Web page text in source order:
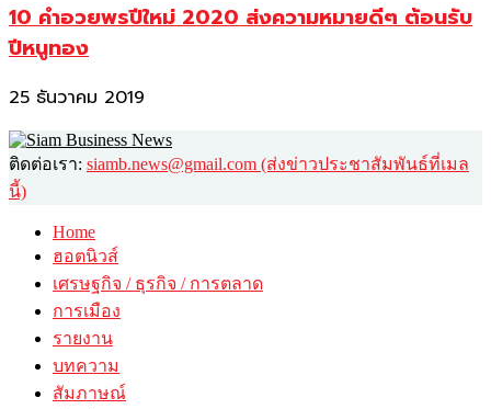
10 คำอวยพรปีใหม่ 2020 ส่งความหมายดีๆ ต้อนรับ
ปีหนูทอง
25 ธันวาคม 2019
ติดต่อเรา: siamb.news@gmail.com (ส่งข่าวประชาสัมพันธ์ที่เมล
นี้)
Home
ฮอตนิวส์
เศรษฐกิจ / ธุรกิจ / การตลาด
การเมือง
รายงาน
บทความ
สัมภาษณ์